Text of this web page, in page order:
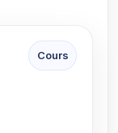
Cours